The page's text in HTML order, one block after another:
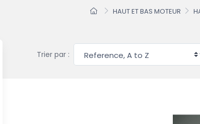
HAUT ET BAS MOTEUR
Trier par :